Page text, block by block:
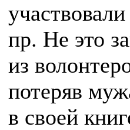
пр. Не это
из
потеряв
в своей